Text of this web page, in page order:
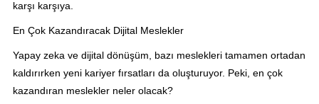
karşı karşıya.
En Çok Kazandıracak Dijital Meslekler
Yapay zeka ve dijital dönüşüm, bazı meslekleri tamamen ortadan
kaldırırken yeni kariyer fırsatları da oluşturuyor. Peki, en çok
kazandıran meslekler neler olacak?